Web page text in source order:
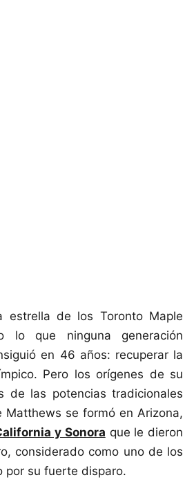
estrella de los Toronto Maple
lo que ninguna generación
en 46 años: recuperar la
Pero los orígenes de su
de las potencias tradicionales
Matthews se formó en Arizona,
y Sonora que le dieron
considerado como uno de los
por su fuerte disparo.